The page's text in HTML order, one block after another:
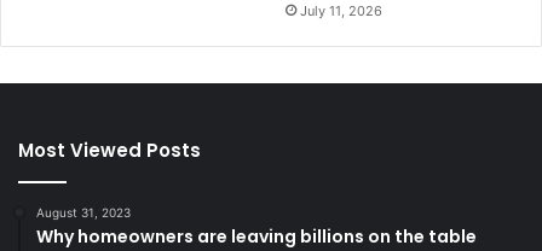
July 11, 2026
Most Viewed Posts
August 31, 2023
Why homeowners are leaving billions on the table